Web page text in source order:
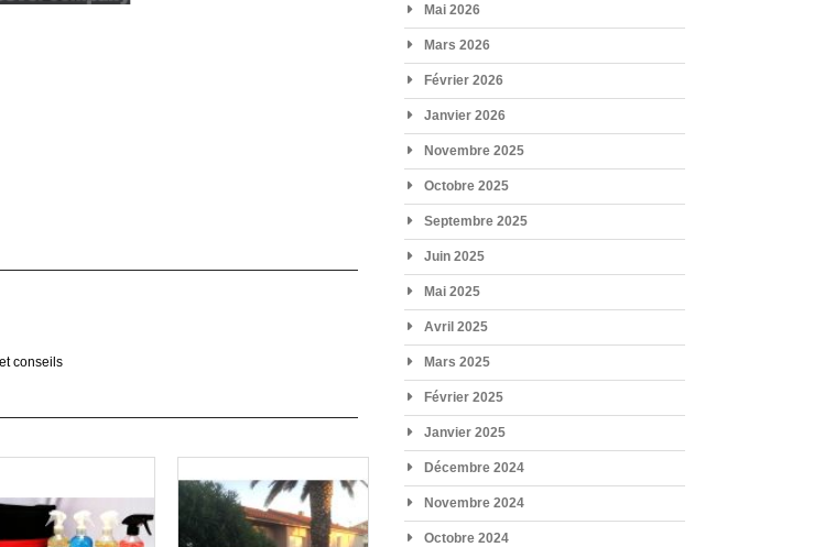
conseils
Mai 2026
Mars 2026
Février 2026
Janvier 2026
Novembre 2025
Octobre 2025
Septembre 2025
Juin 2025
Mai 2025
Avril 2025
Mars 2025
Février 2025
Janvier 2025
Décembre 2024
Novembre 2024
Octobre 2024